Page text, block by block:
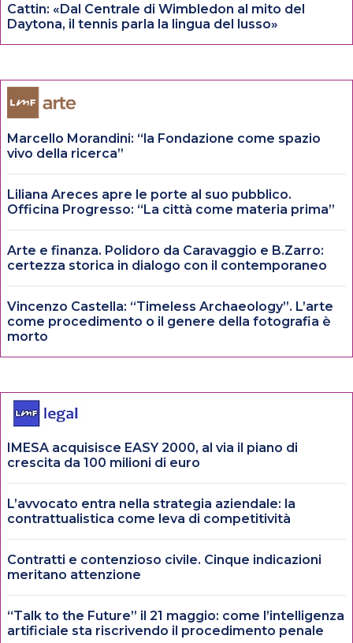
Cattin: «Dal Centrale di Wimbledon al mito del
Daytona, il tennis parla la lingua del lusso»
Marcello Morandini: “la Fondazione come spazio
vivo della ricerca”
Liliana Areces apre le porte al suo pubblico.
Officina Progresso: “La città come materia prima”
Arte e finanza. Polidoro da Caravaggio e B.Zarro:
certezza storica in dialogo con il contemporaneo
Vincenzo Castella: “Timeless Archaeology”. L’arte
come procedimento o il genere della fotografia è
morto
IMESA acquisisce EASY 2000, al via il piano di
crescita da 100 milioni di euro
L’avvocato entra nella strategia aziendale: la
contrattualistica come leva di competitività
Contratti e contenzioso civile. Cinque indicazioni
meritano attenzione
“Talk to the Future” il 21 maggio: come l’intelligenza
artificiale sta riscrivendo il procedimento penale